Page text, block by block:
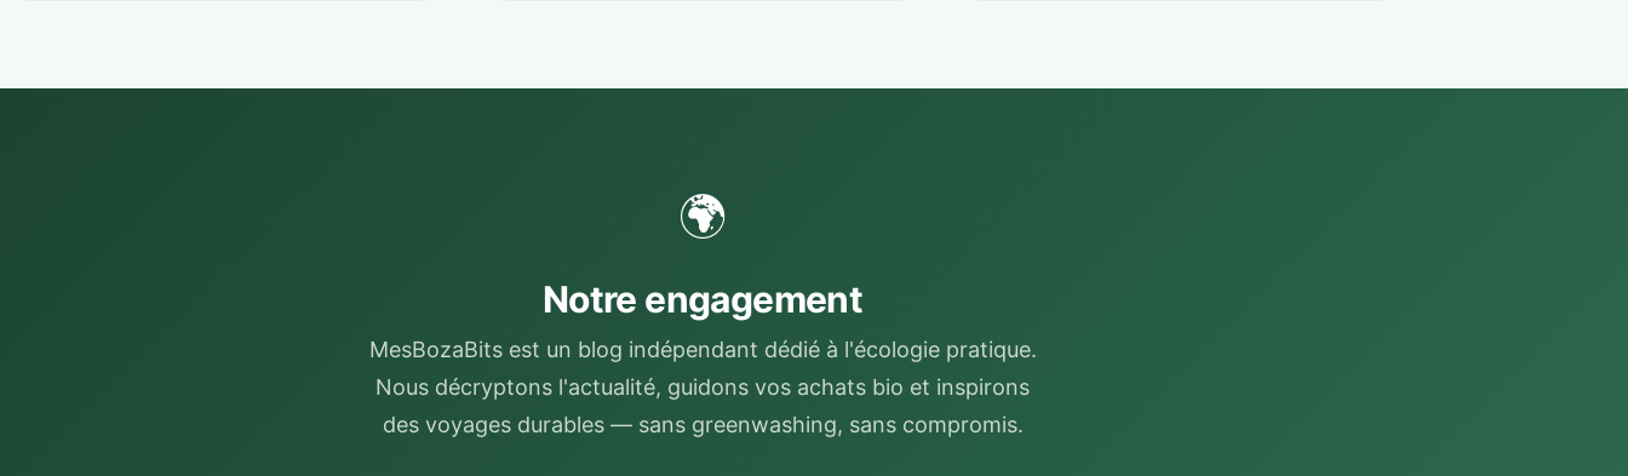
🌍
Notre engagement
MesBozaBits est un blog indépendant dédié à l'écologie pratique.
Nous décryptons l'actualité, guidons vos achats bio et inspirons
des voyages durables — sans greenwashing, sans compromis.